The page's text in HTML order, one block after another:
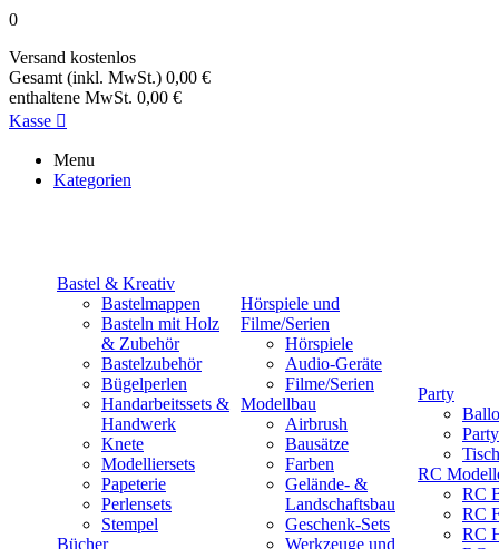
0
Versand kostenlos
Gesamt (inkl. MwSt.) 0,00 €
enthaltene MwSt. 0,00 €
Kasse 
Menu
Kategorien
Bastel & Kreativ
Bastelmappen
Basteln mit Holz
& Zubehör
Bastelzubehör
Bügelperlen
Handarbeitssets &
Handwerk
Knete
Modelliersets
Papeterie
Perlensets
Stempel
Bücher
Hörspiele und
Filme/Serien
Hörspiele
Audio-Geräte
Filme/Serien
Modellbau
Airbrush
Bausätze
Farben
Gelände- &
Landschaftsbau
Geschenk-Sets
Werkzeuge und
Party
RC
RC
RC
RC